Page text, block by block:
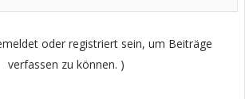
oder registriert sein, um Beiträge
verfassen zu können. )